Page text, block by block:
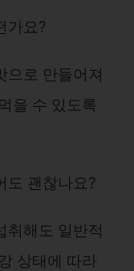
가요?
으로 만들어져
을 수 있도록
도 괜찮나요?
취해도 일반적
상태에 따라